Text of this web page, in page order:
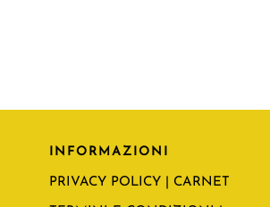
INFORMAZIONI
PRIVACY POLICY | CARNET